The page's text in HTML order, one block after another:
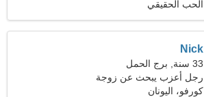
الحب الحقيقي
Nick
33 سنة, برج الحمل
رجل أعزب يبحث عن زوجة
كورفو، اليونان